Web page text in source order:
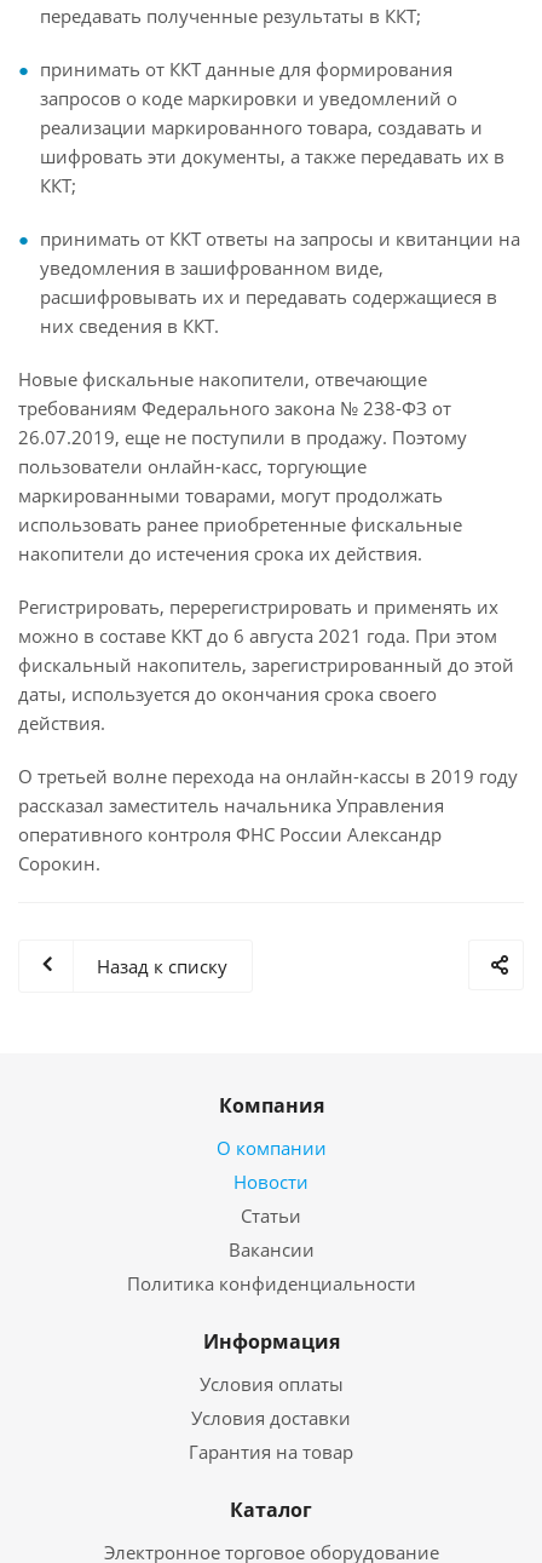
передавать полученные результаты в ККТ;
принимать от ККТ данные для формирования
запросов о коде маркировки и уведомлений о
реализации маркированного товара, создавать и
шифровать эти документы, а также передавать их в
ККТ;
принимать от ККТ ответы на запросы и квитанции на
уведомления в зашифрованном виде,
расшифровывать их и передавать содержащиеся в
них сведения в ККТ.
Новые фискальные накопители, отвечающие
требованиям Федерального закона № 238-ФЗ от
26.07.2019, еще не поступили в продажу. Поэтому
пользователи онлайн-касс, торгующие
маркированными товарами, могут продолжать
использовать ранее приобретенные фискальные
накопители до истечения срока их действия.
Регистрировать, перерегистрировать и применять их
можно в составе ККТ до 6 августа 2021 года. При этом
фискальный накопитель, зарегистрированный до этой
даты, используется до окончания срока своего
действия.
О третьей волне перехода на онлайн-кассы в 2019 году
рассказал заместитель начальника Управления
оперативного контроля ФНС России Александр
Сорокин.
Назад к списку
Компания
О компании
Новости
Статьи
Вакансии
Политика конфиденциальности
Информация
Условия оплаты
Условия доставки
Гарантия на товар
Каталог
Электронное торговое оборудование